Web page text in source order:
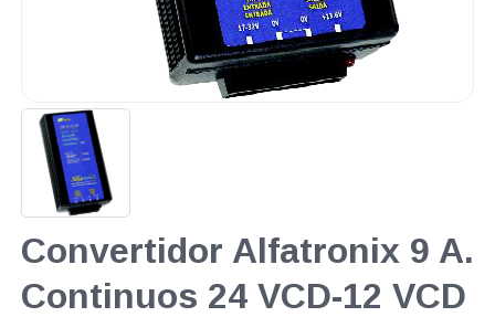
Convertidor Alfatronix 9 A.
Continuos 24 VCD-12 VCD